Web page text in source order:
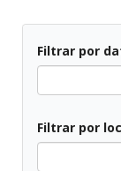
Filtrar por
Filtrar por